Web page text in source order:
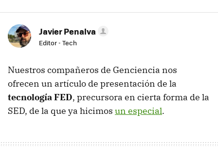
Javier Penalva
Editor - Tech
Nuestros compañeros de Genciencia nos
ofrecen un artículo de presentación de la
tecnología FED, precursora en cierta forma de la
SED, de la que ya hicimos un especial.